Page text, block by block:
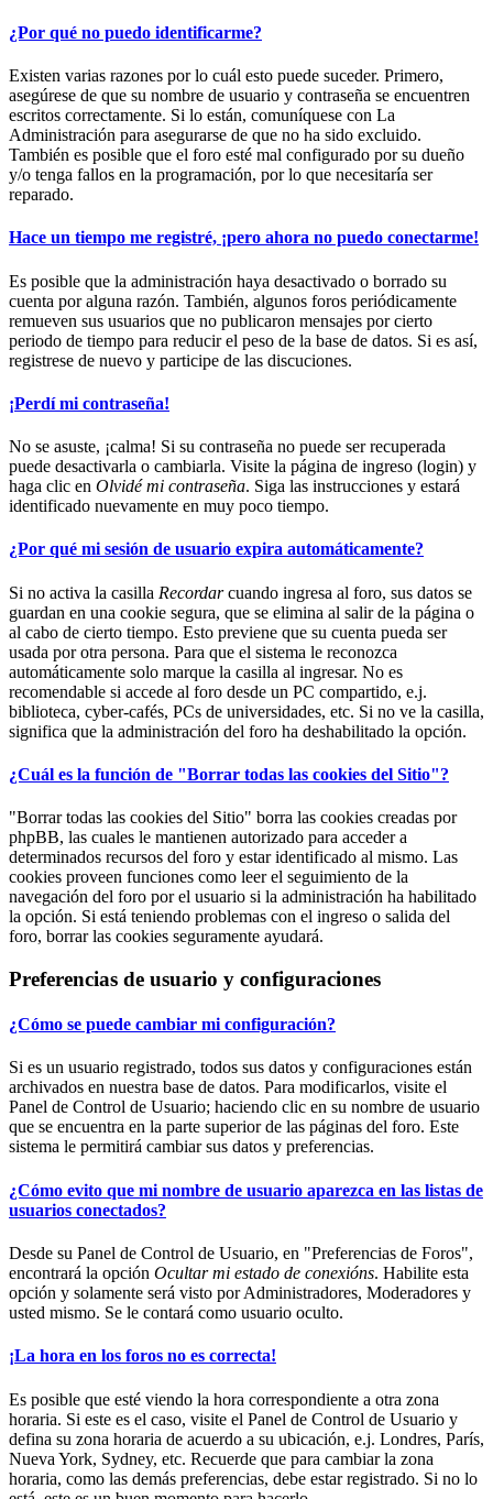
¿Por qué no puedo identificarme?
Existen varias razones por lo cuál esto puede suceder. Primero,
asegúrese de que su nombre de usuario y contraseña se encuentren
escritos correctamente. Si lo están, comuníquese con La
Administración para asegurarse de que no ha sido excluido.
También es posible que el foro esté mal configurado por su dueño
y/o tenga fallos en la programación, por lo que necesitaría ser
reparado.
Hace un tiempo me registré, ¡pero ahora no puedo conectarme!
Es posible que la administración haya desactivado o borrado su
cuenta por alguna razón. También, algunos foros periódicamente
remueven sus usuarios que no publicaron mensajes por cierto
periodo de tiempo para reducir el peso de la base de datos. Si es así,
registrese de nuevo y participe de las discuciones.
¡Perdí mi contraseña!
No se asuste, ¡calma! Si su contraseña no puede ser recuperada
puede desactivarla o cambiarla. Visite la página de ingreso (login) y
haga clic en Olvidé mi contraseña. Siga las instrucciones y estará
identificado nuevamente en muy poco tiempo.
¿Por qué mi sesión de usuario expira automáticamente?
Si no activa la casilla Recordarcuando ingresa al foro, sus datos se
guardan en una cookie segura, que se elimina al salir de la página o
al cabo de cierto tiempo. Esto previene que su cuenta pueda ser
usada por otra persona. Para que el sistema le reconozca
automáticamente solo marque la casilla al ingresar. No es
recomendable si accede al foro desde un PC compartido, e.j.
biblioteca, cyber-cafés, PCs de universidades, etc. Si no ve la casilla,
significa que la administración del foro ha deshabilitado la opción.
¿Cuál es la función de "Borrar todas las cookies del Sitio"?
"Borrar todas las cookies del Sitio" borra las cookies creadas por
phpBB, las cuales le mantienen autorizado para acceder a
determinados recursos del foro y estar identificado al mismo. Las
cookies proveen funciones como leer el seguimiento de la
navegación del foro por el usuario si la administración ha habilitado
la opción. Si está teniendo problemas con el ingreso o salida del
foro, borrar las cookies seguramente ayudará.
Preferencias de usuario y configuraciones
¿Cómo se puede cambiar mi configuración?
Si es un usuario registrado, todos sus datos y configuraciones están
archivados en nuestra base de datos. Para modificarlos, visite el
Panel de Control de Usuario; haciendo clic en su nombre de usuario
que se encuentra en la parte superior de las páginas del foro. Este
sistema le permitirá cambiar sus datos y preferencias.
¿Cómo evito que mi nombre de usuario aparezca en las listas de
usuarios conectados?
Desde su Panel de Control de Usuario, en "Preferencias de Foros",
encontrará la opción Ocultar mi estado de conexións. Habilite esta
opción y solamente será visto por Administradores, Moderadores y
usted mismo. Se le contará como usuario oculto.
¡La hora en los foros no es correcta!
Es posible que esté viendo la hora correspondiente a otra zona
horaria. Si este es el caso, visite el Panel de Control de Usuario y
defina su zona horaria de acuerdo a su ubicación, e.j. Londres, París,
Nueva York, Sydney, etc. Recuerde que para cambiar la zona
horaria, como las demás preferencias, debe estar registrado. Si no lo